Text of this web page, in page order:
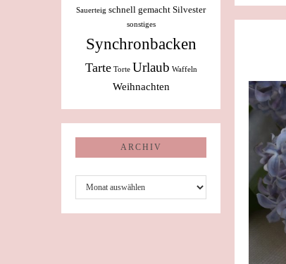
Sauerteig schnell gemacht Silvester
sonstiges
Synchronbacken
Tarte Torte Urlaub Waffeln
Weihnachten
ARCHIV
Archiv